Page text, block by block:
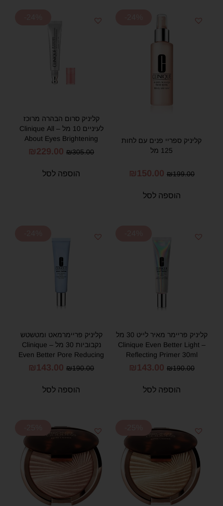
קליניק ספריי פנים עם לחות
125 מל
₪199.00
₪ 150.00
הוספה לסל
קליניק סרום הבהרה מרוכז
לעיניים 10 מל – Clinique All
About Eyes Brightening
Serum Concentrate 10ml
₪305.00
₪229.00
הוספה לסל
קליניק פריימר מאיר לייט 30 מל
– Clinique Even Better Light
Reflecting Primer 30ml
₪190.00
₪ 143.00
הוספה לסל
קליניק פריימרמאט ומטשטש
נקבוביות 30 מל – Clinique
Even Better Pore Reducing
Base Primer 30ml
₪190.00
₪ 143.00
הוספה לסל